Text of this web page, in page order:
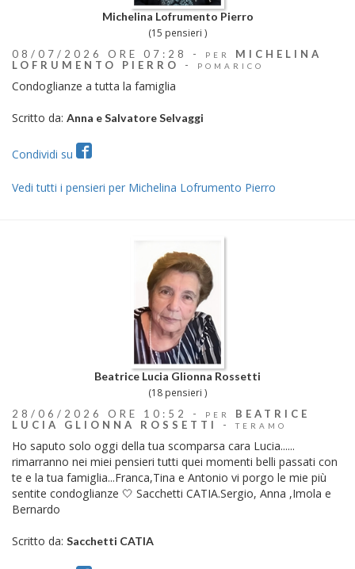
Michelina Lofrumento Pierro
(15 pensieri )
08/07/2026 ORE 07:28 - PER
MICHELINA
LOFRUMENTO PIERRO
- POMARICO
Condoglianze a tutta la famiglia
Scritto da: Anna e Salvatore Selvaggi
Condividi su
Vedi tutti i pensieri per Michelina Lofrumento Pierro
Beatrice Lucia Glionna Rossetti
(18 pensieri )
28/06/2026 ORE 10:52 - PER
BEATRICE
LUCIA GLIONNA ROSSETTI
-TERAMO
Ho saputo solo oggi della tua scomparsa cara Lucia......
rimarranno nei miei pensieri tutti quei momenti belli passati con
te e la tua famiglia...Franca,Tina e Antonio vi porgo le mie più
sentite condoglianze 🤍 Sacchetti CATIA.Sergio, Anna ,Imola e
Bernardo
Scritto da: Sacchetti CATIA